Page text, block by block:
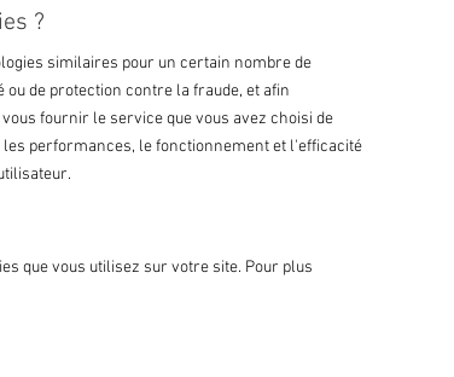
?
similaires pour un certain nombre de
de protection contre la fraude, et afin
fournir le service que vous avez choisi de
performances, le fonctionnement et l'efficacité
que vous utilisez sur votre site. Pour plus